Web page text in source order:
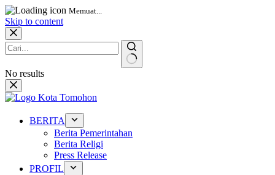
Memuat...
Skip to content
No results
BERITA
Berita Pemerintahan
Berita Religi
Press Release
PROFIL